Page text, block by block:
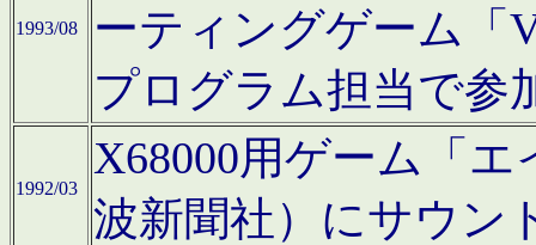
1993/08
ーティングゲーム「
プログラム担当で参
1992/03
X68000用ゲーム「
波新聞社）にサウン